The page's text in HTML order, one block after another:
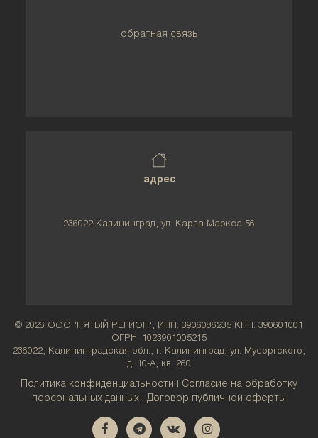
обратная связь
адрес
236022 Калининград, ул. Карла Маркса 56
© 2026 ООО "ПЯТЫЙ РЕГИОН", ИНН: 3906086235 КПП: 390601001
ОГРН: 1023901005215
236022, Калининградская обл., г. Калининград, ул. Мусоргского,
д. 10-А, кв. 260
Политика конфиденциальности
Согласие на обработку
персональных данных
Договор публичной оферты